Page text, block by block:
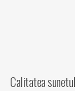
Calitatea